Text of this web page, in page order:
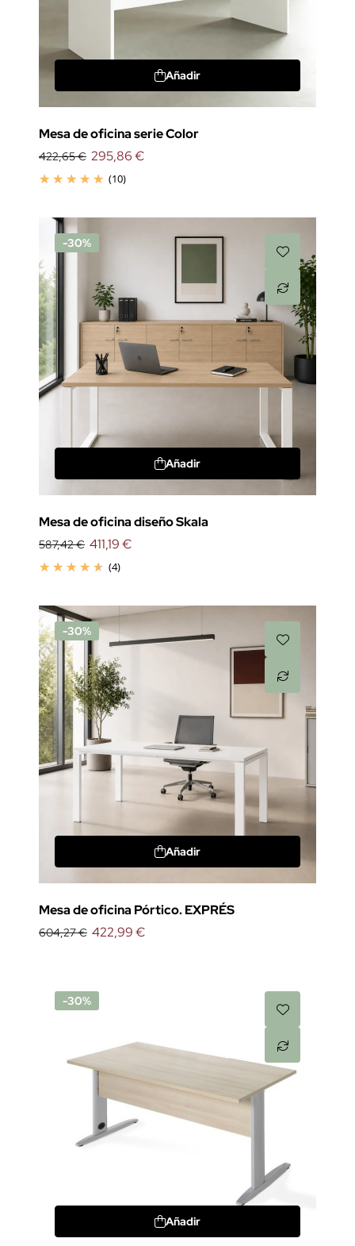
Añadir
Mesa de oficina serie Color
422,65 €
(10)
295,86 €
-30%
Añadir
Mesa de oficina diseño Skala
587,42 €
(4)
411,19 €
-30%
Añadir
Mesa de oficina Pórtico. EXPRÉS
604,27 € 422,99 €
-30%
Añadir